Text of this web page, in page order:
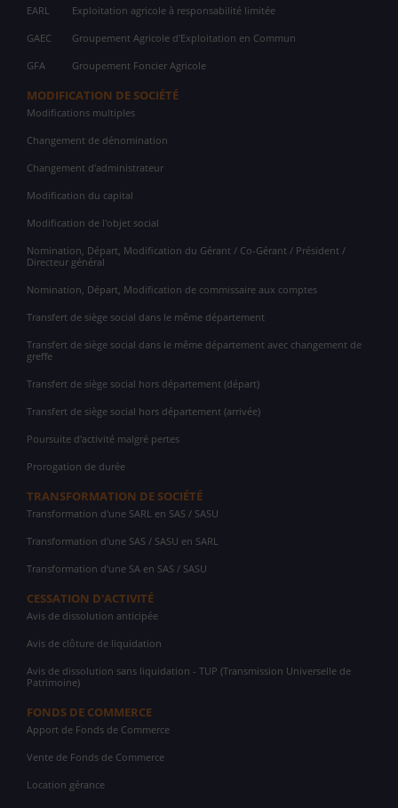
EARL Exploitation agricole à responsabilité limitée
GAEC Groupement Agricole d'Exploitation en Commun
GFA Groupement Foncier Agricole
MODIFICATION DE SOCIÉTÉ
Modifications multiples
Changement de dénomination
Changement d'administrateur
Modification du capital
Modification de l'objet social
Nomination, Départ, Modification du Gérant / Co-Gérant / Président /
Directeur général
Nomination, Départ, Modification de commissaire aux comptes
Transfert de siège social dans le même département
Transfert de siège social dans le même département avec changement de
greffe
Transfert de siège social hors département (départ)
Transfert de siège social hors département (arrivée)
Poursuite d'activité malgré pertes
Prorogation de durée
TRANSFORMATION DE SOCIÉTÉ
Transformation d'une SARL en SAS / SASU
Transformation d'une SAS / SASU en SARL
Transformation d'une SA en SAS / SASU
CESSATION D'ACTIVITÉ
Avis de dissolution anticipée
Avis de clôture de liquidation
Avis de dissolution sans liquidation - TUP (Transmission Universelle de
Patrimoine)
FONDS DE COMMERCE
Apport de Fonds de Commerce
Vente de Fonds de Commerce
Location gérance